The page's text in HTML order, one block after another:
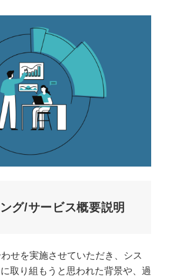
グ/サービス概要説明
せを実施させていただき、シス
取り組もうと思われた背景や、過